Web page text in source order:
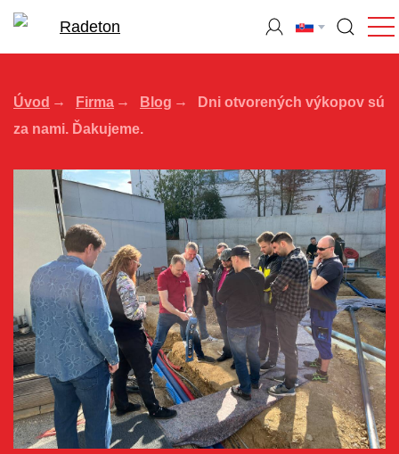
Úvod Firma Blog
Dni otvorených výkopov sú
za nami. Ďakujeme.